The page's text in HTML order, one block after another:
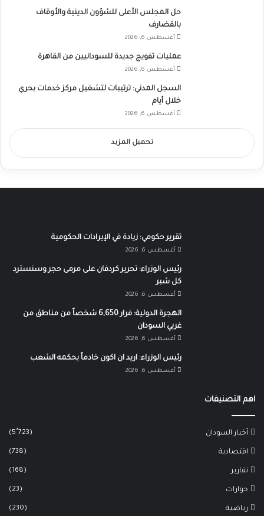
حل المجلس الأعلى للشؤون الدينية والأوقاف
بالقضارف
أغسطس 6, 2026
عمليات تفويج جديدة للسودانيين من القاهرة
أغسطس 6, 2026
السجل المدني: ترتيبات لتشغيل مركز خدمات بحري
خلال أيام
أغسطس 6, 2026
تحميل المزيد
تقرير حكومي: زيادة في الإيرادات الحكومية
أغسطس 6, 2026
رئيس الوزراء: تحرير كردفان على مرمى حجر وسنسترد
كل شبر
أغسطس 6, 2026
الهجرة الدولية: فرار 6,650 شخصاً من مناطق من
غربي السودان
أغسطس 6, 2026
رئيس الوزراء: اريد ان اكون خادماً يحكمه الشعب
أغسطس 6, 2026
اهم التصنيفات
أخبار السودان (5٬723)
اقتصادية (738)
تقارير (168)
حوارات (23)
رياضية (230)